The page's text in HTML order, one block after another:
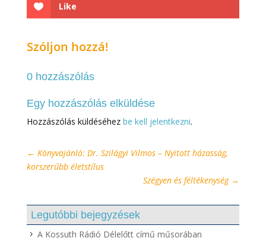
Like
Szóljon hozzá!
0 hozzászólás
Egy hozzászólás elküldése
Hozzászólás küldéséhez be kell jelentkezni.
← Könyvajánló: Dr. Szilágyi Vilmos – Nyitott házasság,
korszerűbb életstílus
Szégyen és féltékenység→
Legutóbbi bejegyzések
A Kossuth Rádió Délelőtt című műsorában